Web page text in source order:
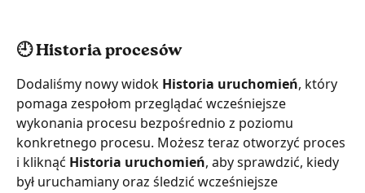
🕘 Historia procesów
Dodaliśmy nowy widok Historia uruchomień, który
pomaga zespołom przeglądać wcześniejsze
wykonania procesu bezpośrednio z poziomu
konkretnego procesu. Możesz teraz otworzyć proces
i kliknąć Historia uruchomień, aby sprawdzić, kiedy
był uruchamiany oraz śledzić wcześniejsze